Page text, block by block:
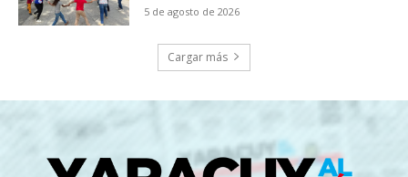
5 de agosto de 2026
Cargar más